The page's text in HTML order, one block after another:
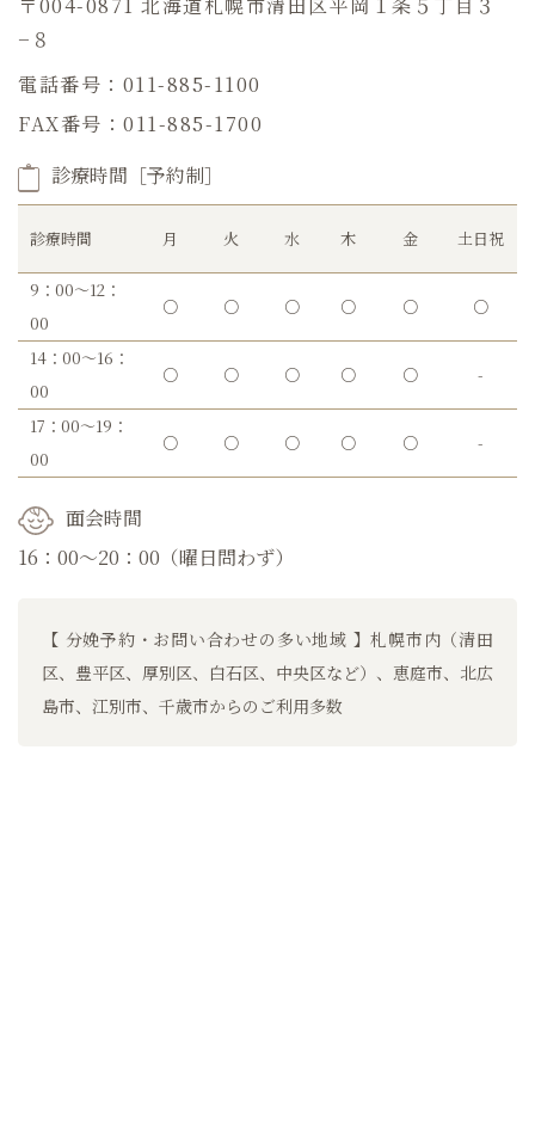
−８
電話番号：011-885-1100
FAX番号：011-885-1700
診療時間［予約制］
診療時間 月 火 水 木 金 土日祝
9：00～12：
00
○ ○ ○ ○ ○ ○
14：00～16：
00
○ ○ ○ ○ ○ -
17：00～19：
00
○ ○ ○ ○ ○ -
面会時間
16：00～20：00（曜日問わず）
【 分娩予約・お問い合わせの多い地域 】札幌市内（清田
区、豊平区、厚別区、白石区、中央区など）、恵庭市、北広
島市、江別市、千歳市からのご利用多数